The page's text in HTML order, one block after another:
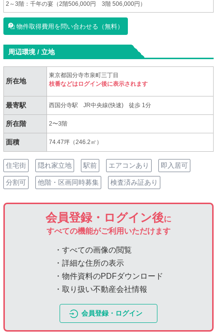
2～3階：千年の宴（2階506,000円 3階 506,000円）
物件取得費用を問い合わせる（無料）
周辺環境 / 立地
所在地
東京都国分寺市泉町三丁目
枝番などはログイン後に表示されます
最寄駅 西国分寺駅 JR中央線(快速) 徒歩 1分
所在階 2〜3階
面積 74.47坪（246.2㎡）
住宅街 隠れ家立地 駅前 エアコンあり 即入居可
分割可 他階・区画同時募集 検査済み証あり
会員登録・ログイン後に
すべての機能がご利用いただけます
・すべての画像の閲覧
・詳細な住所の表示
・物件資料のPDFダウンロード
・取り扱い不動産会社情報
会員登録・ログイン